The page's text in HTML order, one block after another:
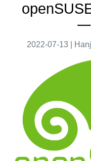
2022-07-13 |